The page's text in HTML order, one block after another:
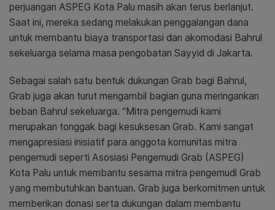
perjuangan ASPEG Kota Palu masih akan terus berlanjut.
Saat ini, mereka sedang melakukan penggalangan dana
untuk membantu biaya transportasi dan akomodasi Bahrul
sekeluarga selama masa pengobatan Sayyid di Jakarta.
Sebagai salah satu bentuk dukungan Grab bagi Bahrul,
Grab juga akan turut mengambil bagian guna meringankan
beban Bahrul sekeluarga. “Mitra pengemudi kami
merupakan tonggak bagi kesuksesan Grab. Kami sangat
mengapresiasi inisiatif para anggota komunitas mitra
pengemudi seperti Asosiasi Pengemudi Grab (ASPEG)
Kota Palu untuk membantu sesama mitra pengemudi Grab
yang membutuhkan bantuan. Grab juga berkomitmen untuk
memberikan donasi serta dukungan dalam membantu